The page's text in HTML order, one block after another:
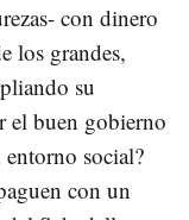
con dinero
los grandes,
su
el buen gobierno
social?
con un